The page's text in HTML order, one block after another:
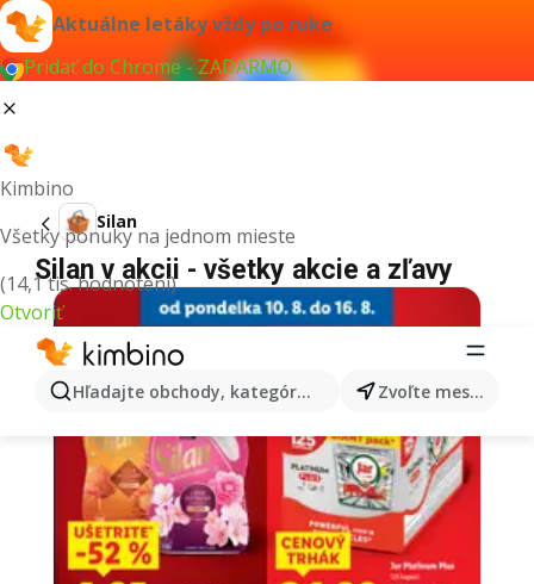
Aktuálne letáky vždy po ruke
Pridať do Chrome - ZADARMO
Kimbino
Všetky ponuky na jednom mieste
(14,1 tis. hodnotení)
Otvoriť
Hľadajte obchody, kategórie, produkty... Zvoľte mesto
Silan
Silan v akcii - všetky akcie a zľavy